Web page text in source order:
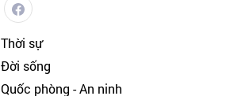
Thời sự
Đời sống
Quốc phòng - An ninh